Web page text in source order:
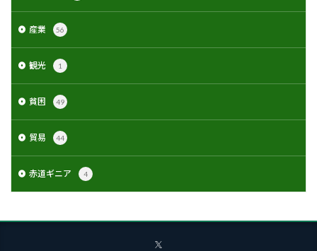
産業 56
観光 1
貧困 49
貿易 44
赤道ギニア 4